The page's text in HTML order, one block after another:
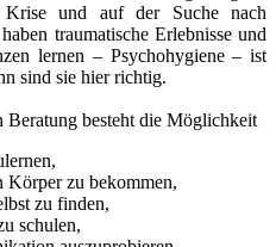
und auf der Suche nach
traumatische Erlebnisse und
lernen – Psychohygiene – ist
sind sie hier richtig.
Beratung besteht die Möglichkeit
Körper zu bekommen,
zu finden,
schulen,